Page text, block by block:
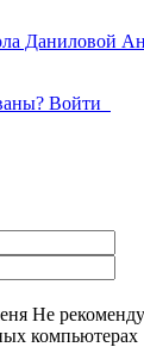
Войти
Не
компьютерах